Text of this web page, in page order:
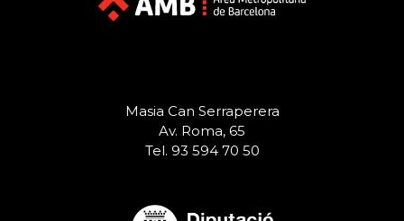
Masia Can Serraperera
Av. Roma, 65
Tel. 93 594 70 50